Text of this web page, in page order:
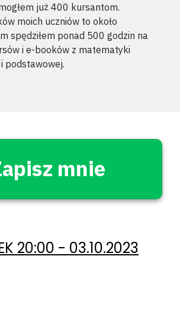
już 400 kursantom.
moich uczniów to około
spędziłem ponad 500 godzin na
i e-booków z matematyki
podstawowej.
mnie
20:00 - 03.10.2023